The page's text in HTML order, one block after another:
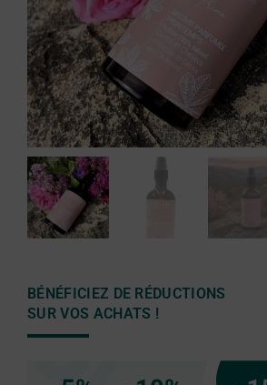
BÉNÉFICIEZ DE RÉDUCTIONS
SUR VOS ACHATS !